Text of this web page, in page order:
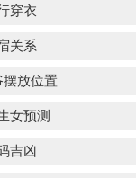
穿衣
关系
放位置
女预测
吉凶